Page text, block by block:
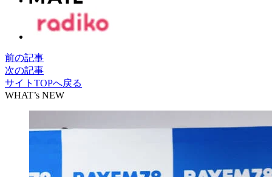
前の記事
次の記事
サイトTOPへ戻る
WHAT’s NEW